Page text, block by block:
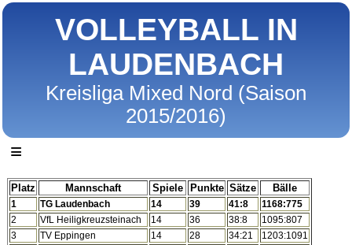
VOLLEYBALL IN
LAUDENBACH
Kreisliga Mixed Nord (Saison
2015/2016)
≡
Platz Mannschaft Spiele Punkte Sätze Bälle
1 TG Laudenbach 14 39 41:8
1168:775
2
VfL Heiligkreuzsteinach 14 36 38:8
1095:807
3
TV Eppingen 14 28 34:21
1203:1091